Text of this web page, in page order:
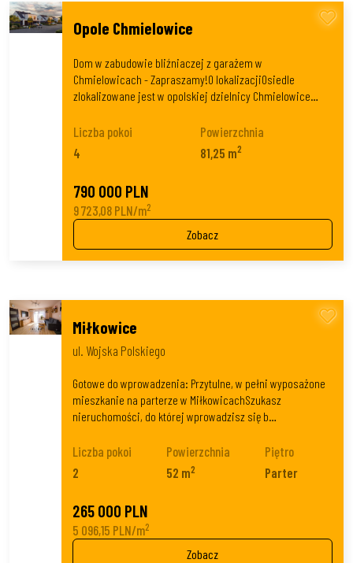
Opole Chmielowice
Dom w zabudowie bliźniaczej z garażem w
Chmielowicach - Zapraszamy!O lokalizacjiOsiedle
zlokalizowane jest w opolskiej dzielnicy Chmielowice…
Liczba pokoi
4
Powierzchnia
81,25 m2
790 000 PLN
9 723,08 PLN/m2
Zobacz
Miłkowice
ul. Wojska Polskiego
Gotowe do wprowadzenia: Przytulne, w pełni wyposażone
mieszkanie na parterze w MiłkowicachSzukasz
nieruchomości, do której wprowadzisz się b…
Liczba pokoi
2
Powierzchnia
52 m2
Piętro
Parter
265 000 PLN
5 096,15 PLN/m2
Zobacz